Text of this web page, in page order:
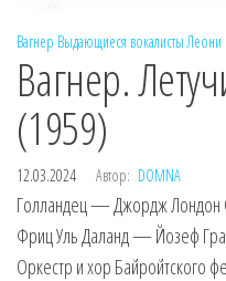
Вагнер Выдающиеся вокалисты Леони
Вагнер.
(1959)
12.03.2024 Автор: DOMNA
Голландец — Джордж
Фриц Уль Даланд — Йозеф
Оркестр и хор Байройтского